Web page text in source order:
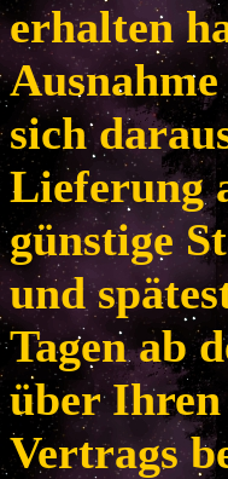
erhalten
sich
Lieferung
günstige
und
Tagen ab
über
Vertrags